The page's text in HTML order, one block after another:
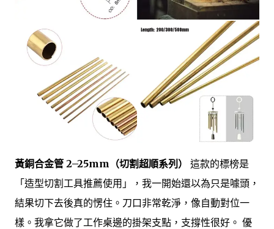
黃銅合金管 2–25mm（切割超順系列）
這款的標榜是
「造型切割工具推薦使用」，我一開始還以為只是噱頭，
結果切下去後真的愣住。刀口非常乾淨，像自動對位一
樣。我拿它做了工作桌邊的掛架支點，支撐性很好。 優